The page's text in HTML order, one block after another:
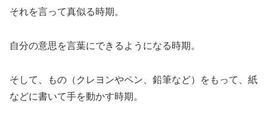
それを言って真似る時期。
自分の意思を言葉にできるようになる時期。
そして、もの（クレヨンやペン、鉛筆など）をもって、紙
などに書いて手を動かす時期。